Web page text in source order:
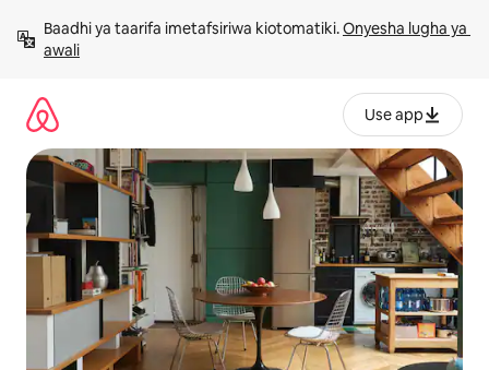
kwenda
kwenye
Baadhi ya taarifa imetafsiriwa kiotomatiki. Onyesha lugha ya
awali
Use app